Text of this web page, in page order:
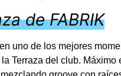
de FABRIK
uno de los mejores
Terraza del club. Máximo